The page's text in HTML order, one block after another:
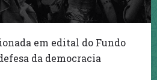
em edital do Fundo
da democracia